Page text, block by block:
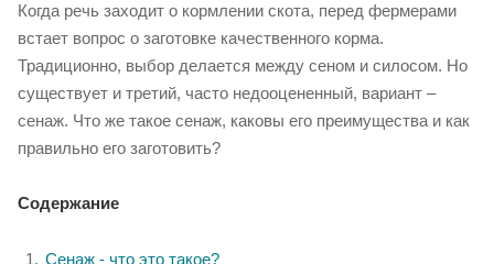
Когда речь заходит о кормлении скота, перед фермерами
встает вопрос о заготовке качественного корма.
Традиционно, выбор делается между сеном и силосом. Но
существует и третий, часто недооцененный, вариант –
сенаж. Что же такое сенаж, каковы его преимущества и как
правильно его заготовить?
Содержание
Сенаж - что это такое?